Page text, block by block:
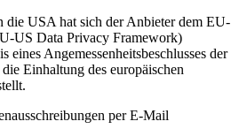
die USA hat sich der Anbieter dem EU-
US Data Privacy Framework)
eines Angemessenheitsbeschlusses der
Einhaltung des europäischen
per E-Mail